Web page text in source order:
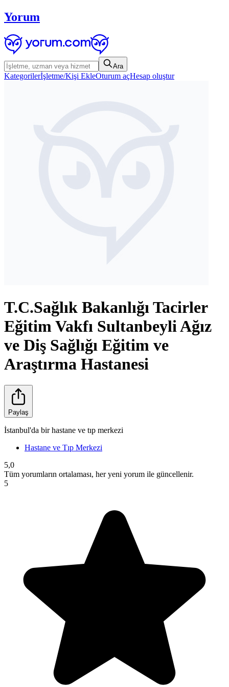
Yorum
Ara
Kategorilerİşletme/Kişi EkleOturum açHesap oluştur
T.C.Sağlık Bakanlığı Tacirler
Eğitim Vakfı Sultanbeyli Ağız
ve Diş Sağlığı Eğitim ve
Araştırma Hastanesi
Paylaş
İstanbul'da bir hastane ve tıp merkezi
Hastane ve Tıp Merkezi
5,0
Tüm yorumların ortalaması, her yeni yorum ile güncellenir.
5